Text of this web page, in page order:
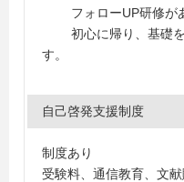
フォローUP研修があ
初心に帰り、基礎を
す。
自己啓発支援制度
制度あり
受験料、通信教育、文